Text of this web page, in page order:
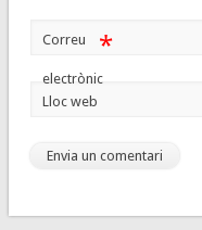
Correu
electrònic
*
Lloc web